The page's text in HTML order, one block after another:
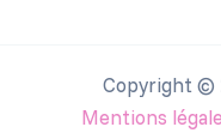
Copyright ©
Mentions